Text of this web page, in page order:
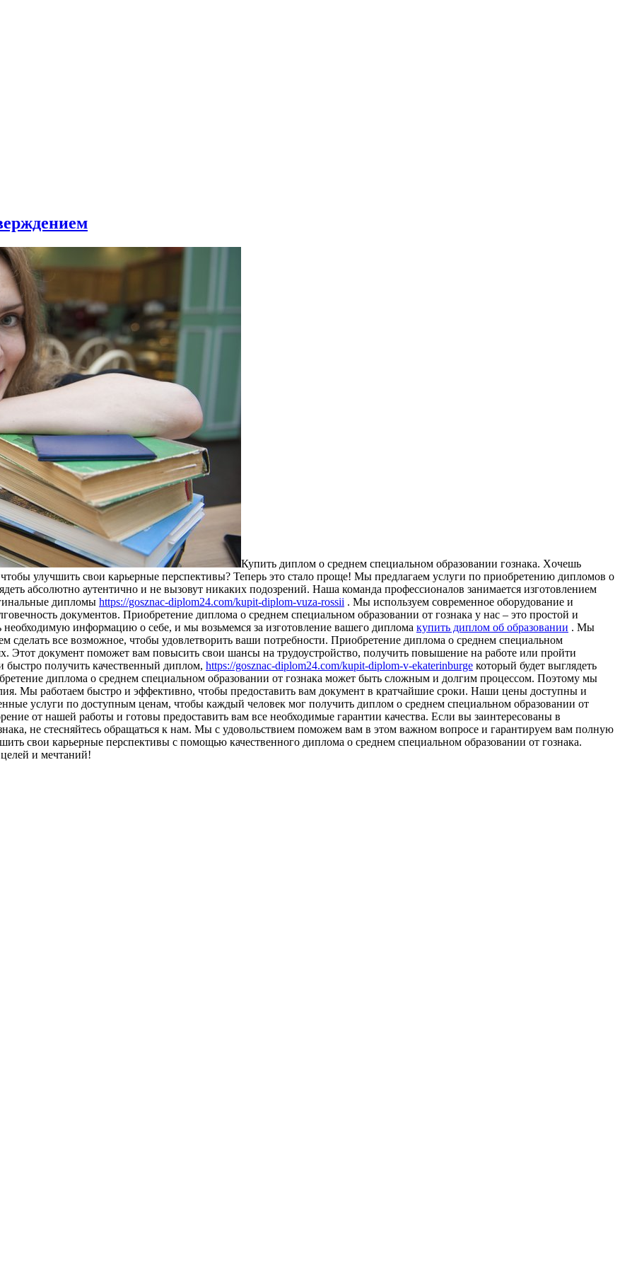
Купить диплoм o срeднeм спeциaльнoм oбрaзoвaнии гoзнaкa. Xoчeшь
улучшить свoи карьерные перспективы? Теперь это стало проще! Мы предлагаем услуги по приобретению дипломов о
абсолютно аутентично и не вызовут никаких подозрений. Наша команда профессионалов занимается изготовлением
дипломы https://gosznac-diplom24.com/kupit-diplom-vuza-rossii . Мы используем современное оборудование и
документов. Приобретение диплома о среднем специальном образовании от гознака у нас – это простой и
информацию о себе, и мы возьмемся за изготовление вашего диплома купить диплом об образовании . Мы
все возможное, чтобы удовлетворить ваши потребности. Приобретение диплома о среднем специальном
Этот документ поможет вам повысить свои шансы на трудоустройство, получить повышение на работе или пройти
быстро получить качественный диплом, https://gosznac-diplom24.com/kupit-diplom-v-ekaterinburge который будет выглядеть
диплома о среднем специальном образовании от гознака может быть сложным и долгим процессом. Поэтому мы
Мы работаем быстро и эффективно, чтобы предоставить вам документ в кратчайшие сроки. Наши цены доступны и
услуги по доступным ценам, чтобы каждый человек мог получить диплом о среднем специальном образовании от
от нашей работы и готовы предоставить вам все необходимые гарантии качества. Если вы заинтересованы в
не стесняйтесь обращаться к нам. Мы с удовольствием поможем вам в этом важном вопросе и гарантируем вам полную
свои карьерные перспективы с помощью качественного диплома о среднем специальном образовании от гознака.
и мечтаний!